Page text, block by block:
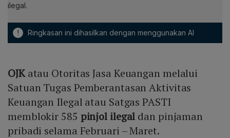
ilegal.
! Ringkasan ini dihasilkan dengan menggunakan AI
OJKatau Otoritas Jasa Keuangan melalui
Satuan Tugas Pemberantasan Aktivitas
Keuangan Ilegal atau Satgas PASTI
memblokir 585 pinjol ilegal dan pinjaman
pribadi selama Februari – Maret.